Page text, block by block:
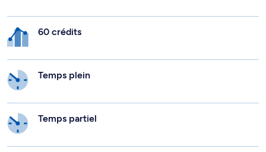
60 crédits
Temps plein
Temps partiel